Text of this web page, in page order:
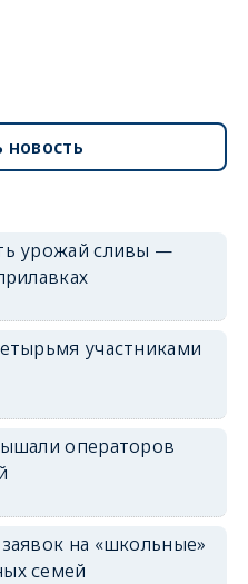
новость
урожай сливы —
участниками
операторов
на «школьные»
семей